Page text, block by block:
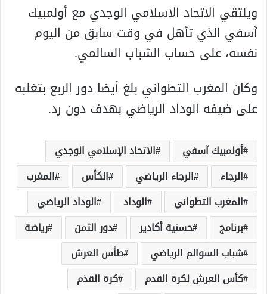
ويلتقي الاتحاد الاسلامي الوجدي مع أولمبيك
آسفي الذي تأهل في وقت سابق من اليوم
نفسه، على حساب الشباب السالمي.
وكان المغرب التطواني بلغ أيضا دور الربع بتغلبه
على ضيفه الوداد الرياضي بهدف دون رد.
أولمبيك آسفي
الاتحاد الإسلامي الوجدي
الرجاء
الرجاء الرياضي الكأس
المغرب
المغرب التطواني
الوداد
الوداد الرياضي
برنامج
حسنية أكادير دور الثمن
رياضة
شباب السوالم الرياضي
طأس العرش
كأس العرش لكرة القدم
كرة القذم